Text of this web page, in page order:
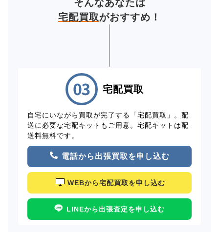
そんなあなたは
宅配買取がおすすめ！
宅配買取
自宅にいながら買取が完了する「宅配買取」。配
送に必要な宅配キットもご用意。宅配キットは配
送料無料です。
電話から出張買取を申し込む
WEBから宅配買取を申し込む
LINEから出張査定を申し込む